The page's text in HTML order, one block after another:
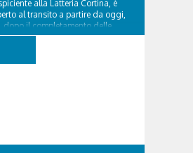
alla Latteria Cortina, è
al transito a partire da oggi,
il completamento delle
collaudo...